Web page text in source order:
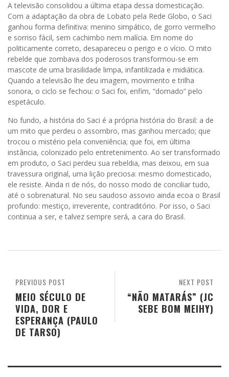
A televisão consolidou a última etapa dessa domesticação.
Com a adaptação da obra de Lobato pela Rede Globo, o Saci
ganhou forma definitiva: menino simpático, de gorro vermelho
e sorriso fácil, sem cachimbo nem malícia. Em nome do
politicamente correto, desapareceu o perigo e o vício. O mito
rebelde que zombava dos poderosos transformou-se em
mascote de uma brasilidade limpa, infantilizada e midiática.
Quando a televisão lhe deu imagem, movimento e trilha
sonora, o ciclo se fechou: o Saci foi, enfim, “domado” pelo
espetáculo.
No fundo, a história do Saci é a própria história do Brasil: a de
um mito que perdeu o assombro, mas ganhou mercado; que
trocou o mistério pela conveniência; que foi, em última
instância, colonizado pelo entretenimento. Ao ser transformado
em produto, o Saci perdeu sua rebeldia, mas deixou, em sua
travessura original, uma lição preciosa: mesmo domesticado,
ele resiste. Ainda ri de nós, do nosso modo de conciliar tudo,
até o sobrenatural. No seu saudoso assovio ainda ecoa o Brasil
profundo: mestiço, irreverente, contraditório. Por isso, o Saci
continua a ser, e talvez sempre será, a cara do Brasil.
NEXT POST
“NÃO MATARÁS” (JC
SEBE BOM MEIHY)
PREVIOUS POST
MEIO SÉCULO DE
VIDA, DOR E
ESPERANÇA (PAULO
DE TARSO)